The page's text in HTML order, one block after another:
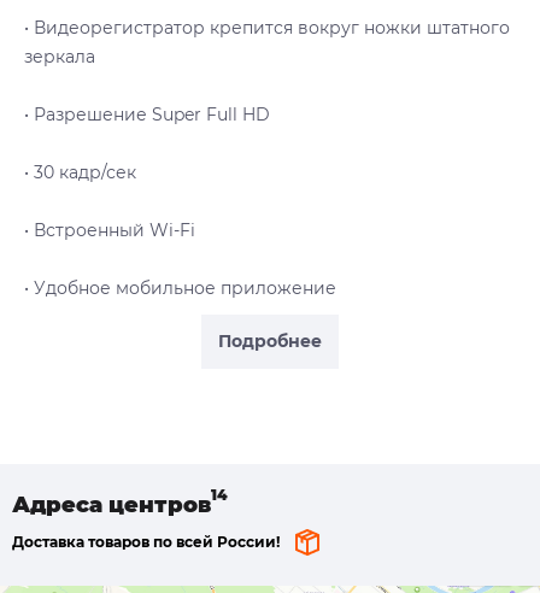
Подробнее
• Видеорегистратор крепится вокруг ножки штатного
зеркала
• Разрешение Super Full HD
• 30 кадр/сек
• Встроенный Wi-Fi
• Удобное мобильное приложение
Адреса центров
Доставка товаров по всей России!